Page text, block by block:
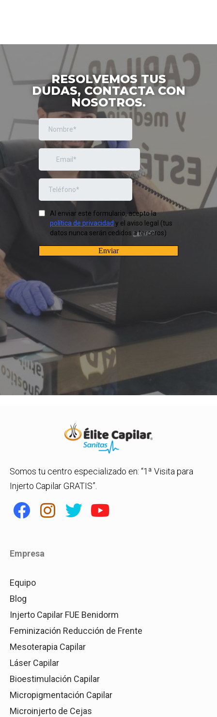
RESOLVEMOS TUS
DUDAS, CONTACTA CON
NOSOTROS.
Somos tu centro especializado en: “1ª Visita para
Injerto Capilar GRATIS”.
Empresa
Equipo
Blog
Injerto Capilar FUE Benidorm
Feminización Reducción de Frente
Mesoterapia Capilar
Láser Capilar
Bioestimulación Capilar
Micropigmentación Capilar
Microinjerto de Cejas